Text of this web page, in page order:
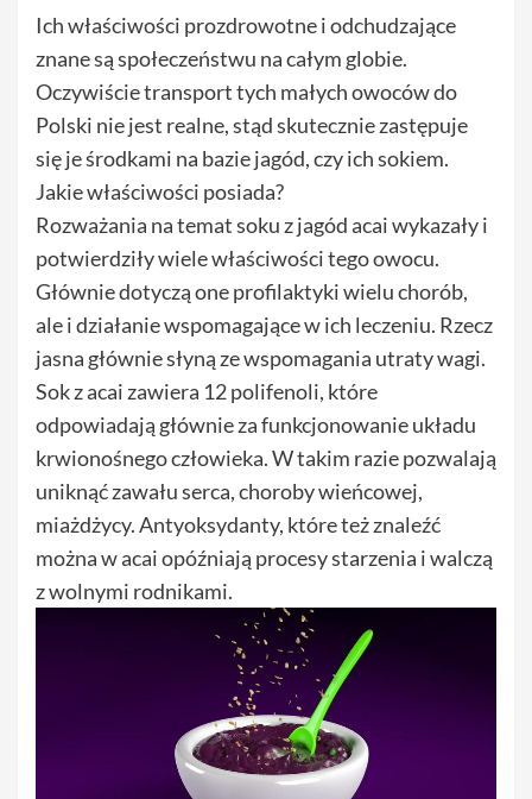
Ich właściwości prozdrowotne i odchudzające
znane są społeczeństwu na całym globie.
Oczywiście transport tych małych owoców do
Polski nie jest realne, stąd skutecznie zastępuje
się je środkami na bazie jagód, czy ich sokiem.
Jakie właściwości posiada?
Rozważania na temat soku z jagód acai wykazały i
potwierdziły wiele właściwości tego owocu.
Głównie dotyczą one profilaktyki wielu chorób,
ale i działanie wspomagające w ich leczeniu. Rzecz
jasna głównie słyną ze wspomagania utraty wagi.
Sok z acai zawiera 12 polifenoli, które
odpowiadają głównie za funkcjonowanie układu
krwionośnego człowieka. W takim razie pozwalają
uniknąć zawału serca, choroby wieńcowej,
miażdżycy. Antyoksydanty, które też znaleźć
można w acai opóźniają procesy starzenia i walczą
z wolnymi rodnikami.